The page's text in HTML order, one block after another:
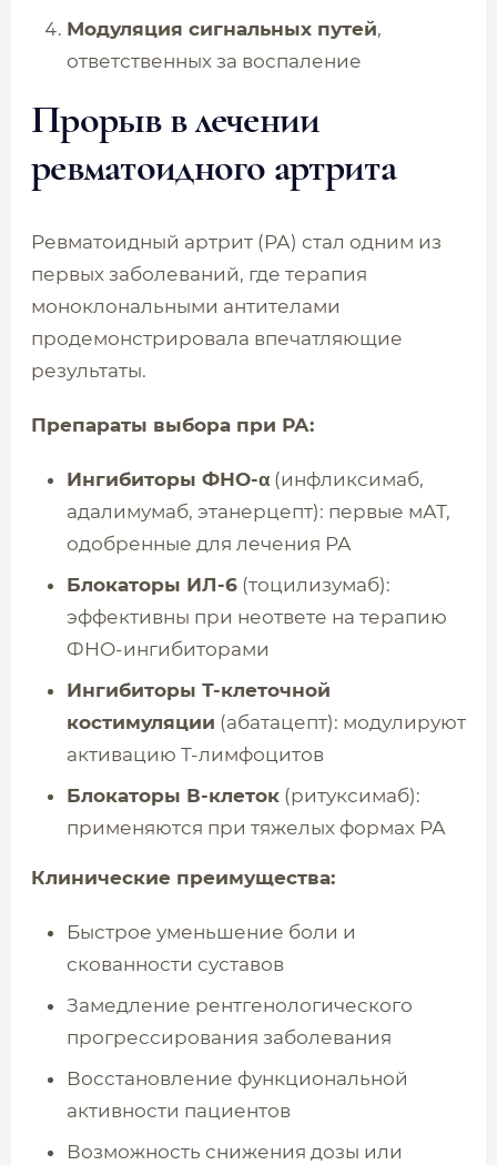
Модуляция сигнальных путей,
ответственных за воспаление
Прорыв в лечении
ревматоидного артрита
Ревматоидный артрит (РА) стал одним из
первых заболеваний, где терапия
моноклональными антителами
продемонстрировала впечатляющие
результаты.
Препараты выбора при РА:
Ингибиторы ФНО-α (инфликсимаб,
адалимумаб, этанерцепт): первые мАТ,
одобренные для лечения РА
Блокаторы ИЛ-6 (тоцилизумаб):
эффективны при неответе на терапию
ФНО-ингибиторами
Ингибиторы Т-клеточной
костимуляции (абатацепт): модулируют
активацию Т-лимфоцитов
Блокаторы В-клеток (ритуксимаб):
применяются при тяжелых формах РА
Клинические преимущества:
Быстрое уменьшение боли и
скованности суставов
Замедление рентгенологического
прогрессирования заболевания
Восстановление функциональной
активности пациентов
Возможность снижения дозы или